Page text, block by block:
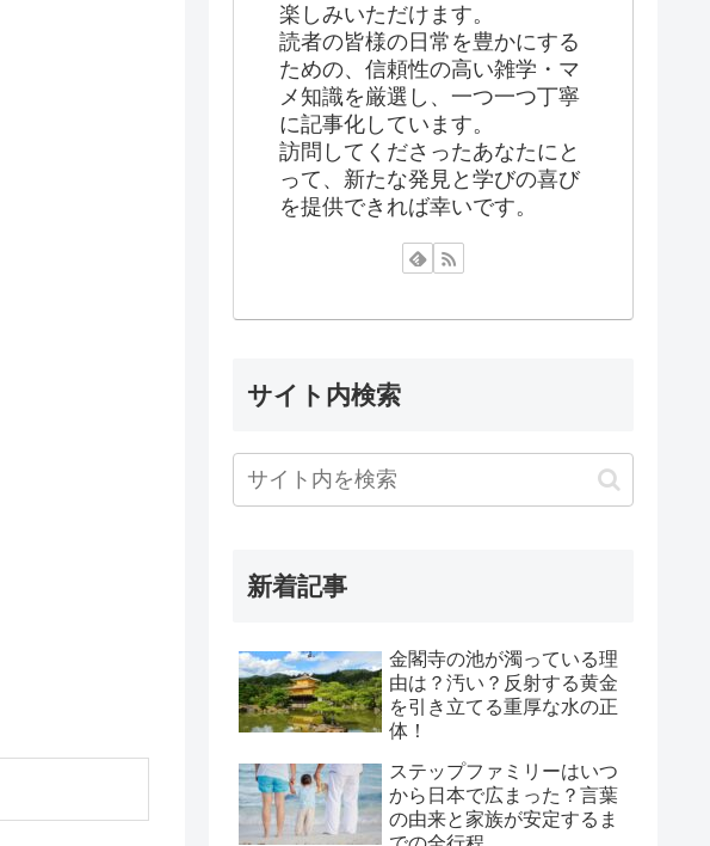
楽しみいただけます。
読者の皆様の日常を豊かにする
ための、信頼性の高い雑学・マ
メ知識を厳選し、一つ一つ丁寧
に記事化しています。
訪問してくださったあなたにと
って、新たな発見と学びの喜び
を提供できれば幸いです。
サイト内検索
新着記事
金閣寺の池が濁っている理
由は？汚い？反射する黄金
を引き立てる重厚な水の正
体！
ステップファミリーはいつ
から日本で広まった？言葉
の由来と家族が安定するま